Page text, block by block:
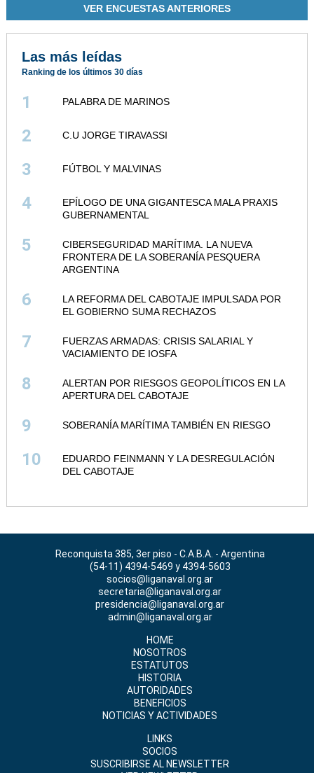
VER ENCUESTAS ANTERIORES
Las más leídas
Ranking de los últimos 30 días
1 PALABRA DE MARINOS
2 C.U JORGE TIRAVASSI
3 FÚTBOL Y MALVINAS
4
EPÍLOGO DE UNA GIGANTESCA MALA PRAXIS
GUBERNAMENTAL
5
CIBERSEGURIDAD MARÍTIMA. LA NUEVA
FRONTERA DE LA SOBERANÍA PESQUERA
ARGENTINA
6
LA REFORMA DEL CABOTAJE IMPULSADA POR
EL GOBIERNO SUMA RECHAZOS
7
FUERZAS ARMADAS: CRISIS SALARIAL Y
VACIAMIENTO DE IOSFA
8
ALERTAN POR RIESGOS GEOPOLÍTICOS EN LA
APERTURA DEL CABOTAJE
9 SOBERANÍA MARÍTIMA TAMBIÉN EN RIESGO
10
EDUARDO FEINMANN Y LA DESREGULACIÓN
DEL CABOTAJE
Reconquista 385, 3er piso - C.A.B.A. - Argentina
(54-11) 4394-5469 y 4394-5603
socios@liganaval.org.ar
secretaria@liganaval.org.ar
presidencia@liganaval.org.ar
admin@liganaval.org.ar
HOME
NOSOTROS
ESTATUTOS
HISTORIA
AUTORIDADES
BENEFICIOS
NOTICIAS Y ACTIVIDADES
LINKS
SOCIOS
SUSCRIBIRSE AL NEWSLETTER